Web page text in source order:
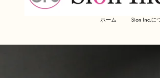
ホーム Sion Inc.に